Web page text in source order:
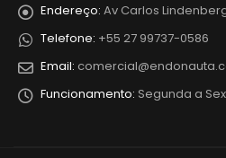
Endereço: Av Carlos
Telefone: +55 27 99737-0586
Email:
Funcionamento: Segunda a